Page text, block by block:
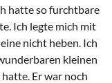
hatte so furchtbare
Ich legte mich mit
nicht heben. Ich
kleinen
Er war noch